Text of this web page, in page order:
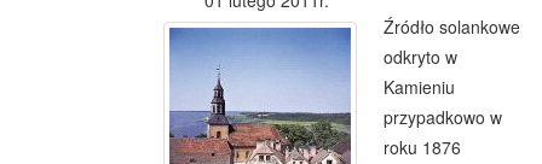
Uzdrowisko
Źródło solankowe
odkryto w
Kamieniu
przypadkowo w
roku 1876